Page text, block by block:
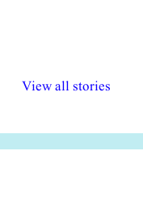
View all stories
18
वर्षातील